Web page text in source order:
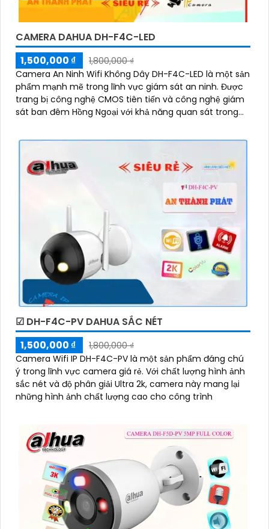
CAMERA DAHUA DH-F4C-LED
1,500,000 ₫
1,800,000 ₫
Camera An Ninh Wifi Không Dây DH-F4C-LED là một sản
phẩm mạnh mẽ trong lĩnh vực giám sát an ninh. Được
trang bị công nghệ CMOS tiên tiến và công nghệ giám
sát ban đêm Hồng Ngoại với khả năng quan sát trong
☑ DH-F4C-PV DAHUA SẮC NÉT
1,500,000 ₫
1,800,000 ₫
Camera Wifi IP DH-F4C-PV là một sản phẩm đáng chú
ý trong lĩnh vực camera giá rẻ. Với chất lượng hình ảnh
sắc nét và độ phân giải Ultra 2k, camera này mang lại
những hình ảnh chất lượng cao cho công trình